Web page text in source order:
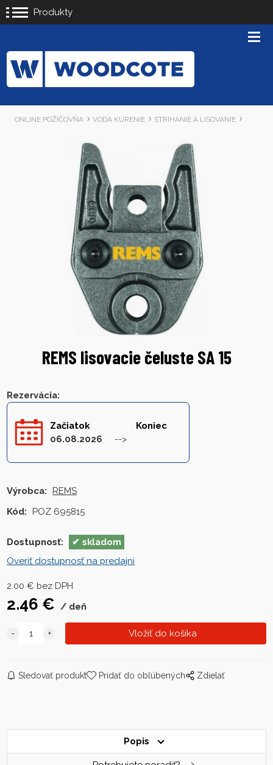
Produkty
ONLINE POŽIČOVŇA VODA KÚRENIE STRIHANIE A LISOVANIE
REMS lisovacie čeluste SA 15
Rezervácia:
Začiatok
06.08.2026
Koniec
Výrobca:
REMS
Kód:
POZ 695815
Dostupnosť:
skladom
Overiť dostupnosť na predajni
2.00 € bez DPH
2.46 € deň
Sledovať produkt Pridať do obľúbených Zdielať
Popis